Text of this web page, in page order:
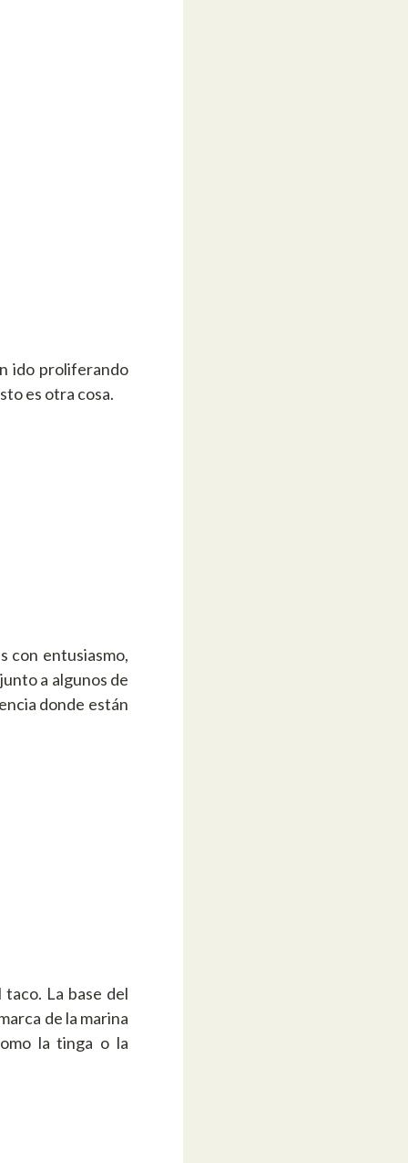
ido proliferando
es otra cosa.
con entusiasmo,
a algunos de
donde están
La base del
de la marina
la tinga o la